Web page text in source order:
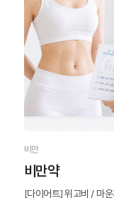
비만
비만약
[다이어트] 위고비 / 마